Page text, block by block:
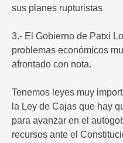
sus planes rupturistas
3.- El Gobierno de Patxi
problemas económicos
afrontado con nota.
Tenemos leyes muy
la Ley de Cajas que hay
para avanzar en el
recursos ante el